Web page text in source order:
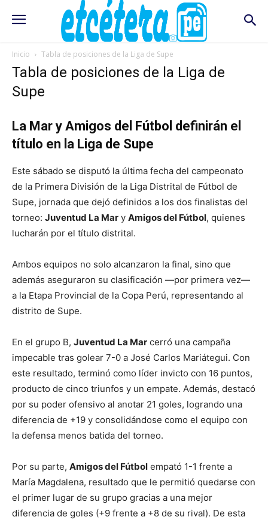
Inicio Tabla de posiciones de la Liga de Supe
Tabla de posiciones de la Liga de
Supe
La Mar y Amigos del Fútbol definirán el
título en la Liga de Supe
Este sábado se disputó la última fecha del campeonato
de la Primera División de la Liga Distrital de Fútbol de
Supe, jornada que dejó definidos a los dos finalistas del
torneo: Juventud La Mar y Amigos del Fútbol, quienes
lucharán por el título distrital.
Ambos equipos no solo alcanzaron la final, sino que
además aseguraron su clasificación —por primera vez—
a la Etapa Provincial de la Copa Perú, representando al
distrito de Supe.
En el grupo B, Juventud La Mar cerró una campaña
impecable tras golear 7-0 a José Carlos Mariátegui. Con
este resultado, terminó como líder invicto con 16 puntos,
producto de cinco triunfos y un empate. Además, destacó
por su poder ofensivo al anotar 21 goles, logrando una
diferencia de +19 y consolidándose como el equipo con
la defensa menos batida del torneo.
Por su parte, Amigos del Fútbol empató 1-1 frente a
María Magdalena, resultado que le permitió quedarse con
el primer lugar de su grupo gracias a una mejor
diferencia de goles (+9 frente a +8 de su rival). De esta